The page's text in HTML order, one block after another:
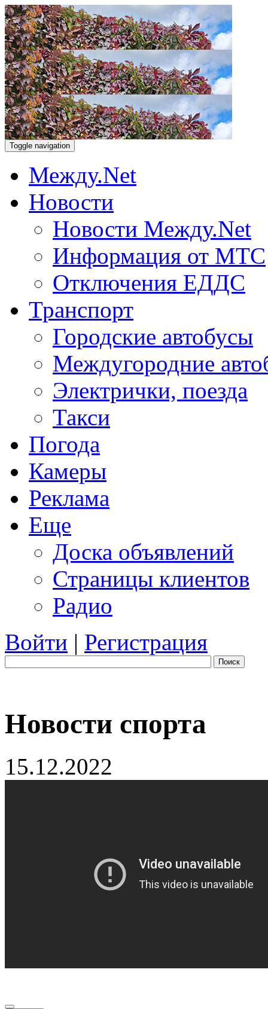
Toggle navigation
Между.Net
Новости
Новости Между.Net
Информация от МТС
Отключения ЕДДС
Транспорт
Городские автобусы
Междугородние
Электрички, поезда
Такси
Погода
Камеры
Реклама
Еще
Доска объявлений
Страницы клиентов
Радио
Войти | Регистрация
Поиск
Новости спорта
15.12.2022